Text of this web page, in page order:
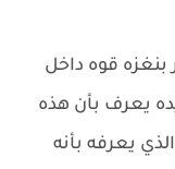
قوه داخل
يعرف بأن هذه
يعرفه بأنه